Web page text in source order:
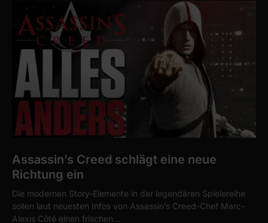
Assassin’s Creed schlägt eine neue
Richtung ein
Die modernen Story-Elemente in der legendären Spielereihe
sollen laut neuesten Infos von Assassin’s Creed-Chef Marc-
Alexis Côté einen frischen…